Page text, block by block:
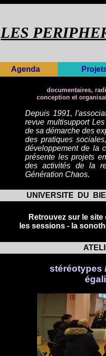
LES
Agenda
documentaires,
conception et
Depuis 1991,
revuemultisupport
de sa démarche des
des pratiques
développement de la
présente les projets
des activités de la
Génération Chaos.
UNIVERSITE DU
Retrouvez sur le site
les sessions - la
stéréotypes